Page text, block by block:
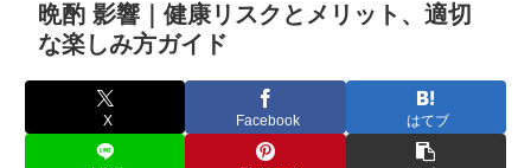
晩酌 影響｜健康リスクとメリット、適切
な楽しみ方ガイド
X Facebook はてブ